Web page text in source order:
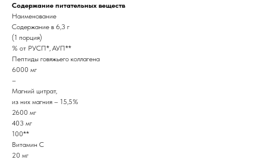
Содержание питательных веществ
Наименование
Содержание в 6,3 г
(1 порция)
% от РУСП*, АУП**
Пептиды говяжьего коллагена
6000 мг
–
Магний цитрат,
из них магния – 15,5%
2600 мг
403 мг
100**
Витамин С
20 мг